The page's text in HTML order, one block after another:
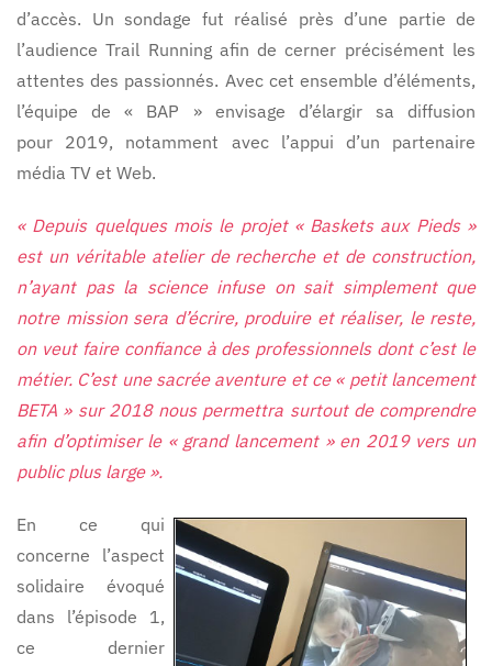
d’accès. Un sondage fut réalisé près d’une partie de
l’audience Trail Running afin de cerner précisément les
attentes des passionnés. Avec cet ensemble d’éléments,
l’équipe de « BAP » envisage d’élargir sa diffusion
pour 2019, notamment avec l’appui d’un partenaire
média TV et Web.
« Depuis quelques mois le projet « Baskets aux Pieds »
est un véritable atelier de recherche et de construction,
n’ayant pas la science infuse on sait simplement que
notre mission sera d’écrire, produire et réaliser, le reste,
on veut faire confiance à des professionnels dont c’est le
métier. C’est une sacrée aventure et ce « petit lancement
BETA » sur 2018 nous permettra surtout de comprendre
afin d’optimiser le « grand lancement » en 2019 vers un
public plus large ».
En ce qui
concerne l’aspect
solidaire évoqué
dans l’épisode 1,
ce dernier